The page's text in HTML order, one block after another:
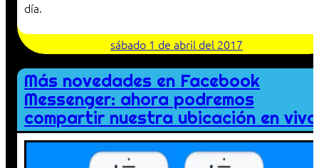
día.
sábado 1 de abril del 2017
Más novedades en Facebook
Messenger: ahora podremos
compartir nuestra ubicación en vivo